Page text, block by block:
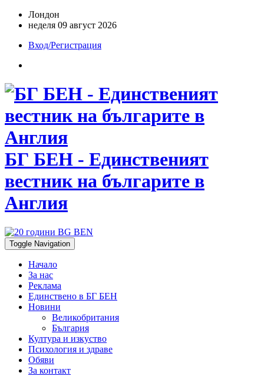
Лондон
неделя 09 август 2026
Вход/Регистрация
БГ БЕН - Единственият
вестник на българите в
Англия
Toggle Navigation
Начало
За нас
Реклама
Единствено в БГ БЕН
Новини
Великобритания
България
Култура и изкуство
Психология и здраве
Обяви
За контакт